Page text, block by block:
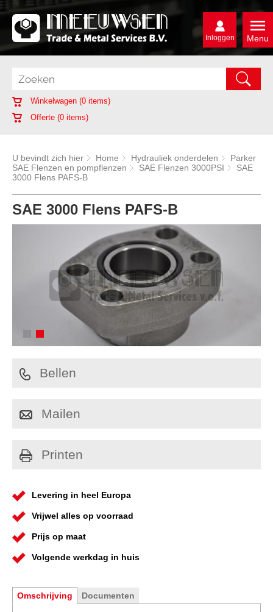
Menu
Inloggen
Winkelwagen (0 items)
Offerte (0 items)
U bevindt zich hier Home Hydrauliek onderdelen
Parker
SAE Flenzen en pompflenzen
SAE Flenzen 3000PSI
SAE
3000 Flens PAFS-B
SAE 3000 Flens PAFS-B
Bellen
Mailen
Printen
Levering in heel Europa
Vrijwel alles op voorraad
Prijs op maat
Volgende werkdag in huis
Omschrijving Documenten